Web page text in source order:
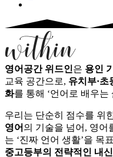
영어공간 위드인은 용인
교육 공간으로, 유치부·초
화를 통해 ‘언어로 배우는
우리는 단순히 점수를 위
영어 의 기술을 넘어, 영어
는 ‘진짜 언어 생활’을 목
중고등부의 전략적인 내